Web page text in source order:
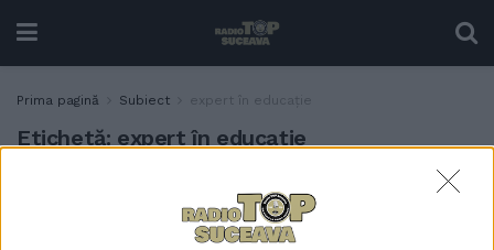
Prima pagină Subiect expert în educație
Etichetă: expert în educație
Expertul în educație Ioan
Puiu: Acei copii care de
mici sînt cu telefonul în față